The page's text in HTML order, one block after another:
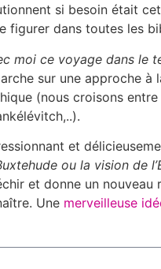
si besoin était
figurer dans toutes les
moi ce voyage dans le
sur une approche à
(nous croisons
et
ou la vision de
et donne un nouveau
Une merveilleuse